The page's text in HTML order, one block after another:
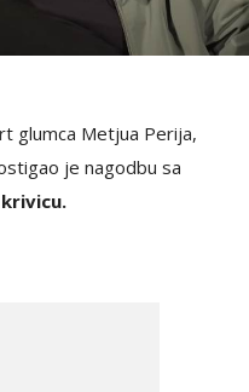
glumca Metjua Perija,
je nagodbu sa